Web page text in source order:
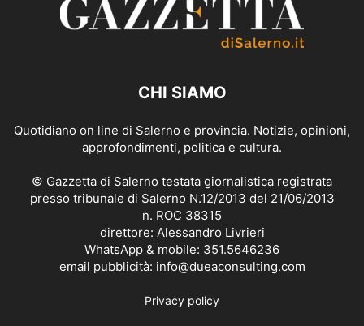
CHI SIAMO
Quotidiano on line di Salerno e provincia. Notizie, opinioni,
approfondimenti, politica e cultura.
© Gazzetta di Salerno testata giornalistica registrata
presso tribunale di Salerno N.12/2013 del 21/06/2013
n. ROC 38315
direttore: Alessandro Livrieri
WhatsApp & mobile: 351.5646236
email pubblicità: info@dueaconsulting.com
Privacy policy